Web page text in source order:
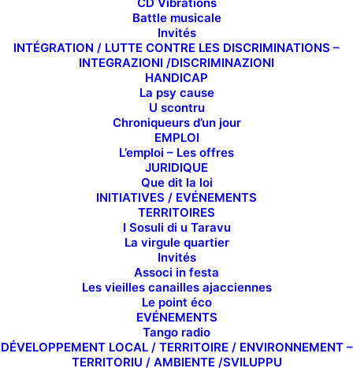
Battle musicale
Invités
INTÉGRATION / LUTTE CONTRE LES DISCRIMINATIONS –
INTEGRAZIONI /DISCRIMINAZIONI
HANDICAP
La psy cause
U scontru
Chroniqueurs d’un jour
EMPLOI
L’emploi – Les offres
JURIDIQUE
Que dit la loi
INITIATIVES / EVÉNEMENTS
TERRITOIRES
I Sosuli di u Taravu
La virgule quartier
Invités
Associ in festa
Les vieilles canailles ajacciennes
Le point éco
EVÉNEMENTS
Tango radio
DÉVELOPPEMENT LOCAL / TERRITOIRE / ENVIRONNEMENT –
TERRITORIU / AMBIENTE /SVILUPPU